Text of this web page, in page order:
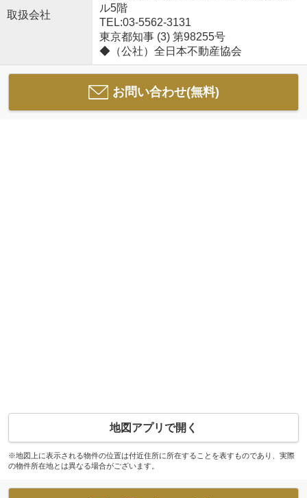
取扱会社
ル5階
TEL:03-5562-3131
東京都知事 (3) 第98255号
◆（公社）全日本不動産協会
お問い合わせ(無料)
地図アプリで開く
※地図上に表示される物件の位置は付近住所に所在することを表すものであり、実際
の物件所在地とは異なる場合がございます。